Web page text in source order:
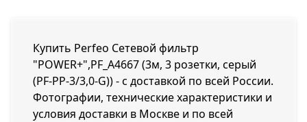
Купить Perfeo Сетевой фильтр
"POWER+",PF_A4667 (3м, 3 розетки, серый
(PF-PP-3/3,0-G)) - с доставкой по всей России.
Фотографии, технические характеристики и
условия доставки в Москве и по всей